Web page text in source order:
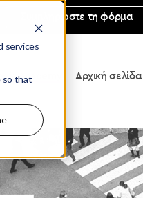
services
so that
Συμπληρώστε τη φόρμα
Academy Αρχική σελίδα